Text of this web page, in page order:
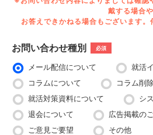
戴する場合や
お答えできかねる場合もございます。
お問い合わせ種別 必須
メール配信について
就活
コラムについて
コラム削
就活対策資料について
シ
退会について
広告掲載の
ご意見ご要望
その他